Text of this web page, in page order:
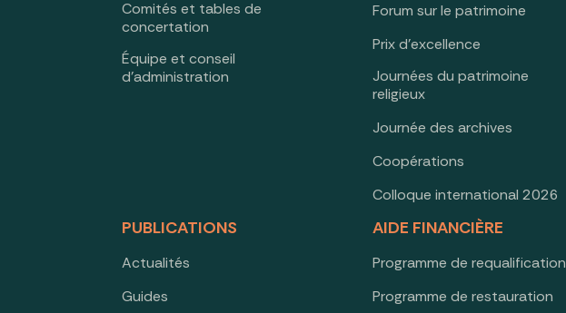
Comités et tables de
concertation
Équipe et conseil
d’administration
Forum sur le patrimoine
Prix d’excellence
Journées du patrimoine
religieux
Journée des archives
Coopérations
Colloque international 2026
PUBLICATIONS
Actualités
Guides
AIDE FINANCIÈRE
Programme de requalification
Programme de restauration